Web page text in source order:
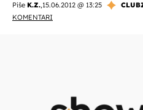
Piše K.Z.,15.06.2012 @ 13:25
KOMENTARI